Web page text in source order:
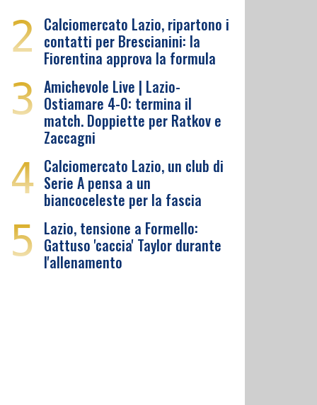
2 Calciomercato Lazio, ripartono i
contatti per Brescianini: la
Fiorentina approva la formula
3 Amichevole Live | Lazio-
Ostiamare 4-0: termina il
match. Doppiette per Ratkov e
Zaccagni
4 Calciomercato Lazio, un club di
Serie A pensa a un
biancoceleste per la fascia
5 Lazio, tensione a Formello:
Gattuso 'caccia' Taylor durante
l'allenamento